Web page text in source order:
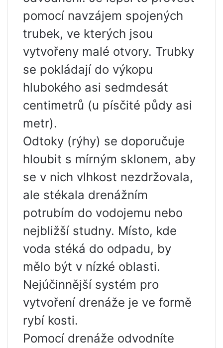
pomocí navzájem spojených
trubek, ve kterých jsou
vytvořeny malé otvory. Trubky
se pokládají do výkopu
hlubokého asi sedmdesát
centimetrů (u písčité půdy asi
metr).
Odtoky (rýhy) se doporučuje
hloubit s mírným sklonem, aby
se v nich vlhkost nezdržovala,
ale stékala drenážním
potrubím do vodojemu nebo
nejbližší studny. Místo, kde
voda stéká do odpadu, by
mělo být v nízké oblasti.
Nejúčinnější systém pro
vytvoření drenáže je ve formě
rybí kosti.
Pomocí drenáže odvodníte